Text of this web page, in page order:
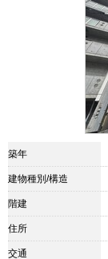
築年
建物種別/構造
階建
住所
交通